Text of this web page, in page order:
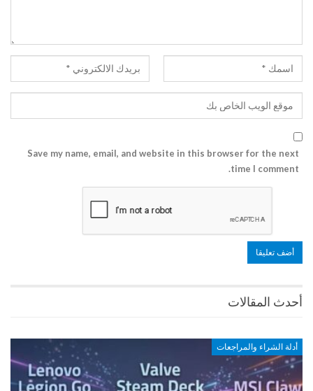
Save my name, email, and website in this browser for the next
time I comment.
أحدث المقالات
أدلة الشراء والمراجعات